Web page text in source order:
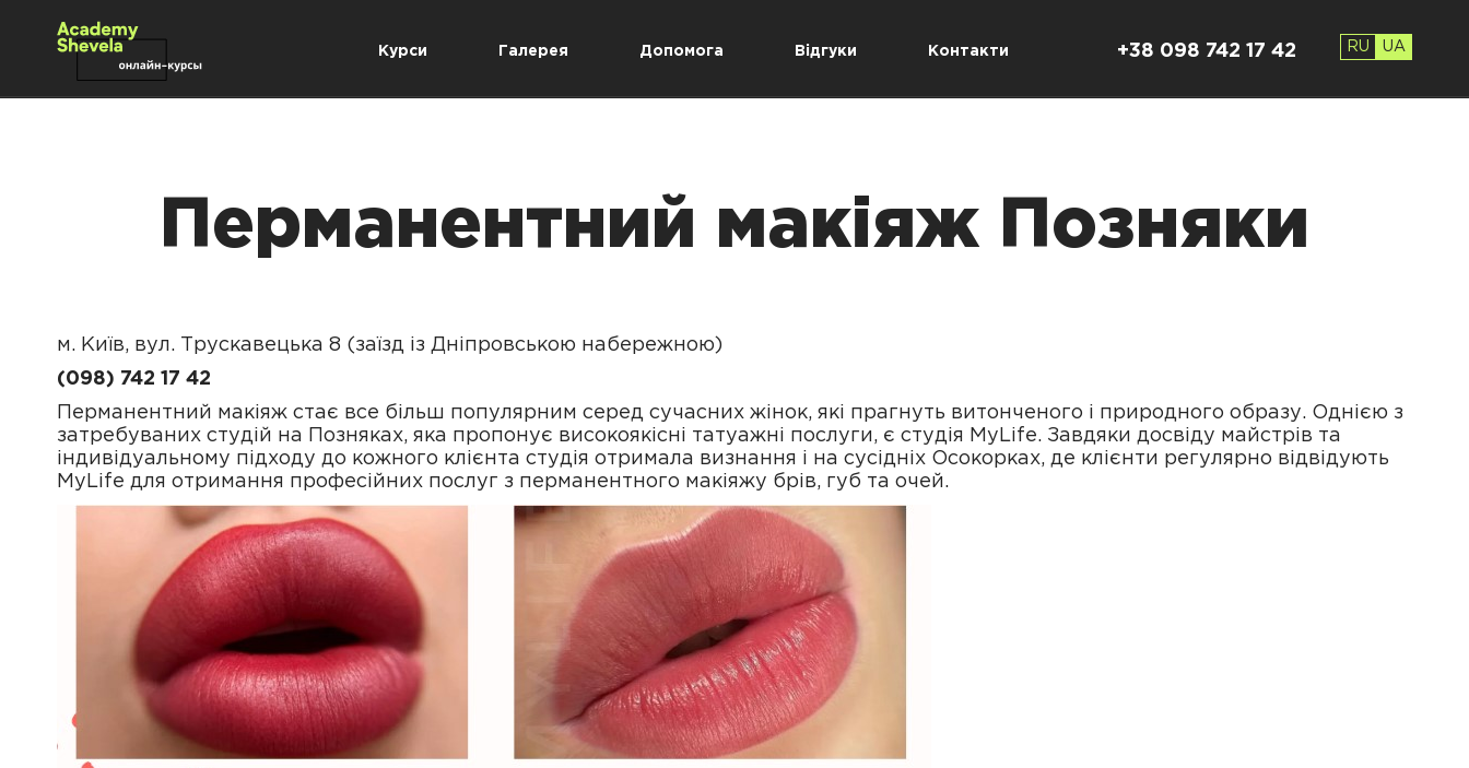
Курси Галерея Допомога Відгуки Контакти +38 098 742 17 42 RU UA
Перманентний макіяж Позняки
м. Київ, вул. Трускавецька 8 (заїзд із Дніпровською набережною)
(098) 742 17 42
Перманентний макіяж стає все більш популярним серед сучасних жінок, які прагнуть витонченого і природного образу. Однією з
затребуваних студій на Позняках, яка пропонує високоякісні татуажні послуги, є студія MyLife. Завдяки досвіду майстрів та
індивідуальному підходу до кожного клієнта студія отримала визнання і на сусідніх Осокорках, де клієнти регулярно відвідують
MyLife для отримання професійних послуг з перманентного макіяжу брів, губ та очей.